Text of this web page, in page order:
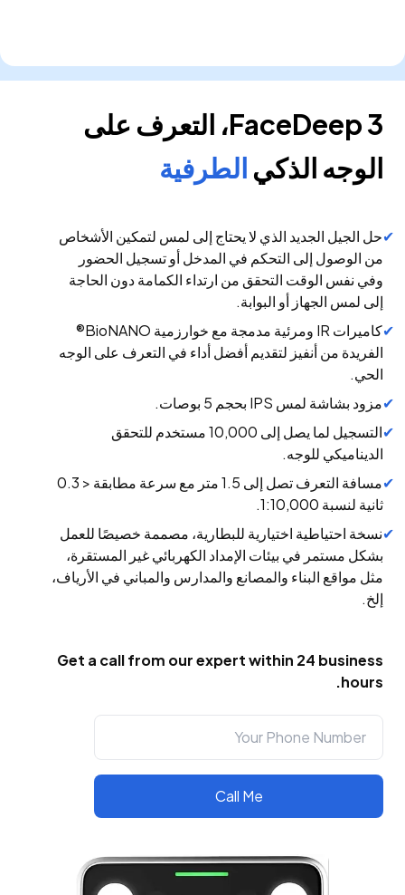
FaceDeep 3، التعرف على
الوجه الذكي الطرفية
حل الجيل الجديد الذي لا يحتاج إلى لمس لتمكين الأشخاص
من الوصول إلى التحكم في المدخل أو تسجيل الحضور
وفي نفس الوقت التحقق من ارتداء الكمامة دون الحاجة
إلى لمس الجهاز أو البوابة.
كاميرات IR ومرئية مدمجة مع خوارزمية BioNANO®
الفريدة من أنفيز لتقديم أفضل أداء في التعرف على الوجه
الحي.
مزود بشاشة لمس IPS بحجم 5 بوصات.
التسجيل لما يصل إلى 10,000 مستخدم للتحقق
الديناميكي للوجه.
مسافة التعرف تصل إلى 1.5 متر مع سرعة مطابقة < 0.3
ثانية لنسبة 1:10,000.
نسخة احتياطية اختيارية للبطارية، مصممة خصيصًا للعمل
بشكل مستمر في بيئات الإمداد الكهربائي غير المستقرة،
مثل مواقع البناء والمصانع والمدارس والمباني في الأرياف،
إلخ.
Get a call from our expert within 24 business
hours.
Call Me